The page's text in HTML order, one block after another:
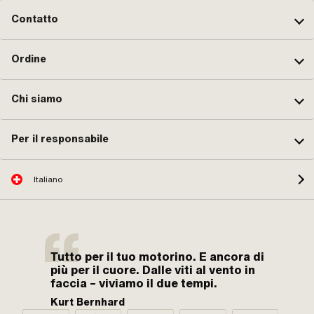
Contatto
Ordine
Chi siamo
Per il responsabile
Italiano
Tutto per il tuo motorino. E ancora di
più per il cuore. Dalle viti al vento in
faccia – viviamo il due tempi.
Kurt Bernhard